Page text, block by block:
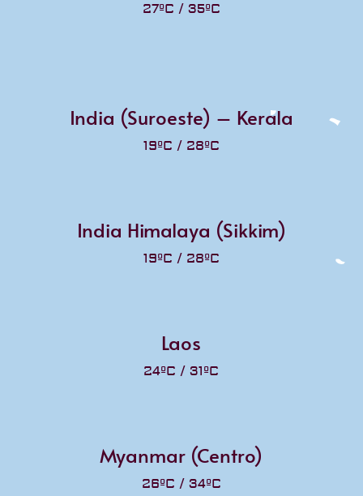
27ºC / 35ºC
India (Suroeste) – Kerala
19ºC / 28ºC
India Himalaya (Sikkim)
19ºC / 28ºC
Laos
24ºC / 31ºC
Myanmar (Centro)
26ºC / 34ºC